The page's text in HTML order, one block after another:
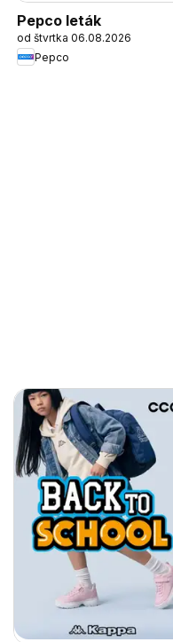
Pepco leták
od štvrtka 06.08.2026
Pepco